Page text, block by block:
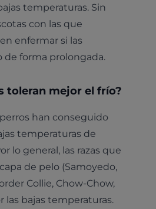
temperaturas. Sin
con las que
enfermar si las
de forma prolongada.
toleran mejor el frío?
han conseguido
temperaturas de
lo general, las razas que
de pelo (Samoyedo,
Collie, Chow-Chow,
las bajas temperaturas.